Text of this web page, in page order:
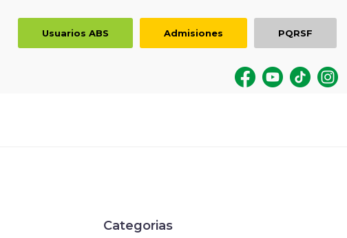
Usuarios ABS Admisiones PQRSF
Categorias